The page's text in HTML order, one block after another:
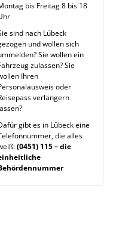
bis Freitag 8 bis 18
sind nach Lübeck
und wollen sich
Sie wollen ein
zulassen? Sie
Ihren
oder
verlängern
gibt es in Lübeck eine
die alles
(0451) 115 – die